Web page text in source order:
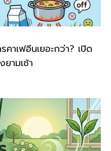
คาเฟอีนเยอะกว่า? เปิด
ามเช้า